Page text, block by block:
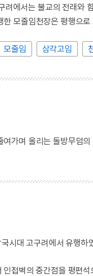
에서는 불교의 전래와
모줄임천장은 평행으
모줄임 삼각고임
가며 올리는 돌방무덤
시대 고구려에서 유행하
접벽의 중간점을 평편